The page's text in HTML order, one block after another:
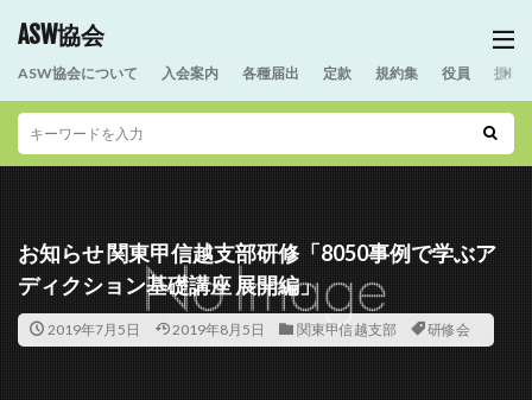
ASW協会
ASW協会について 入会案内 各種届出 定款 規約集 役員 援助
お知らせ 関東甲信越支部研修「8050事例で学ぶア
ディクション基礎講座 展開編」
2019年7月5日 2019年8月5日 関東甲信越支部 研修会